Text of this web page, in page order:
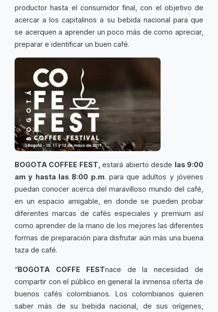
productor hasta el consumidor final, con el objetivo de
acercar a los capitalinos a su bebida nacional para que
se acerquen a aprender un poco más de como apreciar,
preparar e identificar un buen café.
BOGOTA COFFEE FEST,estará abierto desde las 9:00
am y hasta las 8:00 p.m. para que adultos y jóvenes
puedan conocer acerca del maravilloso mundo del café,
en un espacio amigable, en donde se pueden probar
diferentes marcas de cafés especiales y premium así
como aprender de la mano de los mejores las diferentes
formas de preparación para disfrutar aún más una buena
taza de café.
“BOGOTA COFFE FESTnace de la necesidad de
compartir con el público en general la inmensa oferta de
buenos cafés colombianos. Los colombianos quieren
saber más de su bebida nacional, de sus orígenes,